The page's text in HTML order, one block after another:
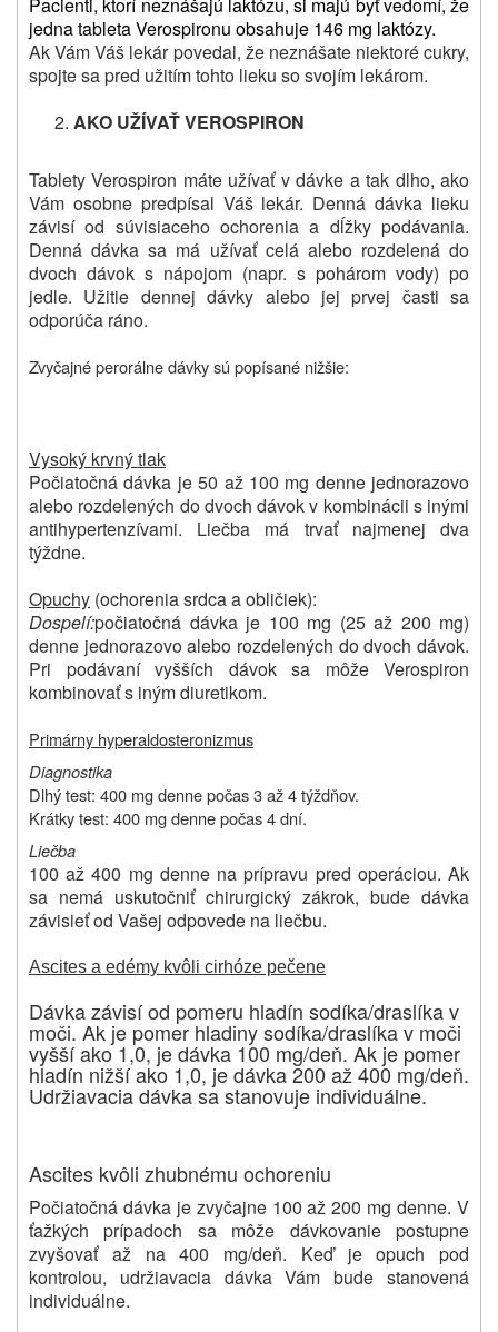
jedna tableta Verospironu obsahuje 146 mg laktózy.
Ak Vám Váš lekár povedal, že neznášate niektoré cukry,
spojte sa pred užitím tohto lieku so svojím lekárom.
AKO UŽÍVAŤ VEROSPIRON
Tablety Verospiron máte užívať v dávke a tak dlho, ako
Vám osobne predpísal Váš lekár. Denná dávka lieku
závisí od súvisiaceho ochorenia a dĺžky podávania.
Denná dávka sa má užívať celá alebo rozdelená do
dvoch dávok s nápojom (napr. s pohárom vody) po
jedle. Užitie dennej dávky alebo jej prvej časti sa
odporúča ráno.
Zvyčajné perorálne dávky sú popísané nižšie:
Vysoký krvný tlak
Počiatočná dávka je 50 až 100 mg denne jednorazovo
alebo rozdelených do dvoch dávok v kombinácii s inými
antihypertenzívami. Liečba má trvať najmenej dva
týždne.
Opuchy (ochorenia srdca a obličiek):
Dospelí:počiatočná dávka je 100 mg (25 až 200 mg)
denne jednorazovo alebo rozdelených do dvoch dávok.
Pri podávaní vyšších dávok sa môže Verospiron
kombinovať s iným diuretikom.
Primárny hyperaldosteronizmus
Diagnostika
Dlhý test: 400 mg denne počas 3 až 4 týždňov.
Krátky test: 400 mg denne počas 4 dní.
Liečba
100 až 400 mg denne na prípravu pred operáciou. Ak
sa nemá uskutočniť chirurgický zákrok, bude dávka
závisieť od Vašej odpovede na liečbu.
Ascites a edémy kvôli cirhóze pečene
Dávka závisí od pomeru hladín sodíka/draslíka v
moči. Ak je pomer hladiny sodíka/draslíka v moči
vyšší ako 1,0, je dávka 100 mg/deň. Ak je pomer
hladín nižší ako 1,0, je dávka 200 až 400 mg/deň.
Udržiavacia dávka sa stanovuje individuálne.
Ascites kvôli zhubnému ochoreniu
Počiatočná dávka je zvyčajne 100 až 200 mg denne. V
ťažkých prípadoch sa môže dávkovanie postupne
zvyšovať až na 400 mg/deň. Keď je opuch pod
kontrolou, udržiavacia dávka Vám bude stanovená
individuálne.